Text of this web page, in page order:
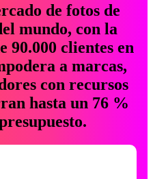
de fotos de
mundo, con la
90.000 clientes en
a marcas,
con recursos
hasta un 76 %